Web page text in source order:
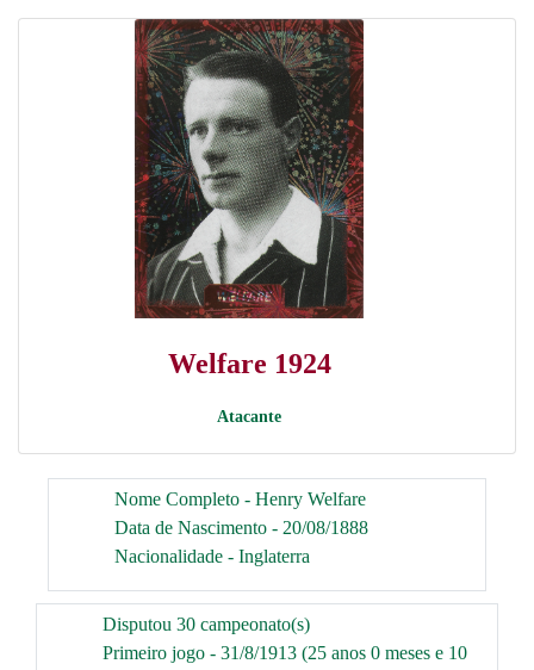
Welfare 1924
Atacante
Nome Completo - Henry Welfare
Data de Nascimento - 20/08/1888
Nacionalidade - Inglaterra
Disputou 30 campeonato(s)
Primeiro jogo - 31/8/1913 (25 anos 0 meses e 10